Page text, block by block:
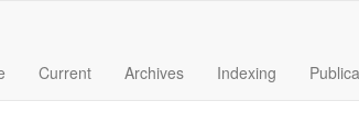
Current Archives Indexing